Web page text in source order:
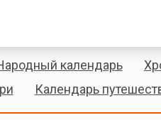
календарь
Календарь